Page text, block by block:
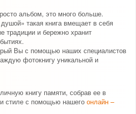
альбом, это много больше.
такая книга вмещает в себя
традиции и бережно хранит
Вы с помощью наших специалистов
фотокнигу уникальной и
книгу памяти, собрав ее в
стиле с помощью нашего онлайн –